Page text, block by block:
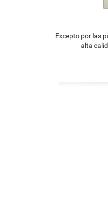
Excepto por las
alta